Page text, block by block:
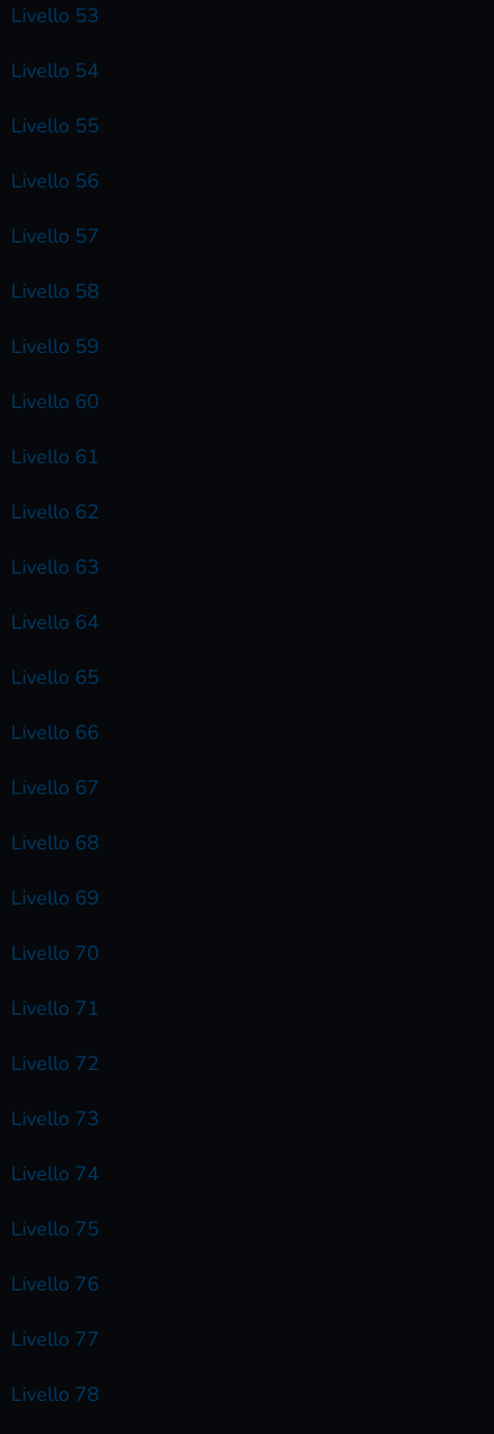
Livello 53
Livello 54
Livello 55
Livello 56
Livello 57
Livello 58
Livello 59
Livello 60
Livello 61
Livello 62
Livello 63
Livello 64
Livello 65
Livello 66
Livello 67
Livello 68
Livello 69
Livello 70
Livello 71
Livello 72
Livello 73
Livello 74
Livello 75
Livello 76
Livello 77
Livello 78